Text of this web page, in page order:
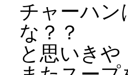
チャーハン
な？？
と思いき